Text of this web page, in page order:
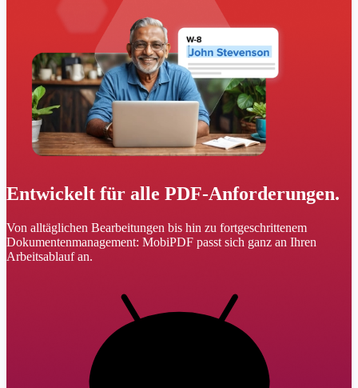
Entwickelt für alle PDF-Anforderungen.
Von alltäglichen Bearbeitungen bis hin zu fortgeschrittenem
Dokumentenmanagement: MobiPDF passt sich ganz an Ihren
Arbeitsablauf an.